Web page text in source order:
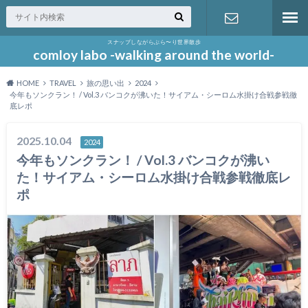
スナップしながらぶら〜り世界散歩
comloy labo -walking around the world-
お問い合わ
HOME TRAVEL 旅の思い出
2024
今年もソンクラン！ / Vol.3 バンコクが沸いた！サイアム・シーロム水掛け合戦参戦徹
底レポ
2025.10.04 2024
今年もソンクラン！ / Vol.3 バンコクが沸い
た！サイアム・シーロム水掛け合戦参戦徹底レ
ポ